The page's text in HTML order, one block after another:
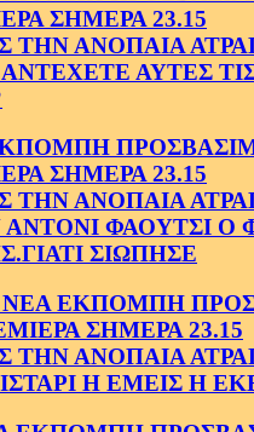
ΣΗΜΕΡΑ 23.15
ΤΗΝ ΑΝΟΠΑΙΑ
ΑΥΤΕΣ
ΣΗΜΕΡΑ 23.15
ΤΗΝ ΑΝΟΠΑΙΑ
ΑΝΤΟΝΙ ΦΑΟΥΤΣΙ Ο
ΣΙΩΠΗΣΕ
ΝΕΑ ΕΚΠΟΜΠΗ
ΣΗΜΕΡΑ 23.15
ΤΗΝ ΑΝΟΠΑΙΑ
Η ΕΜΕΙΣ Η